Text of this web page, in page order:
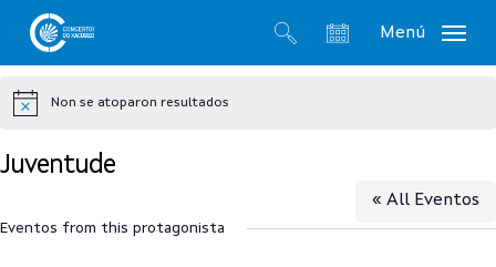
content
Menú
Notice
Non se atoparon resultados
Juventude
« All Eventos
Eventos from this protagonista